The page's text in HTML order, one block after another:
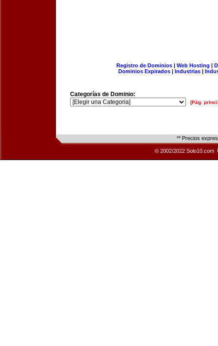
Registro de Dominios| Web Hosting |
Dominios Expirados | Industrias |
Categorías de Dominio:
[Pág.
** Precios
© 2002/2022 Solo10.com